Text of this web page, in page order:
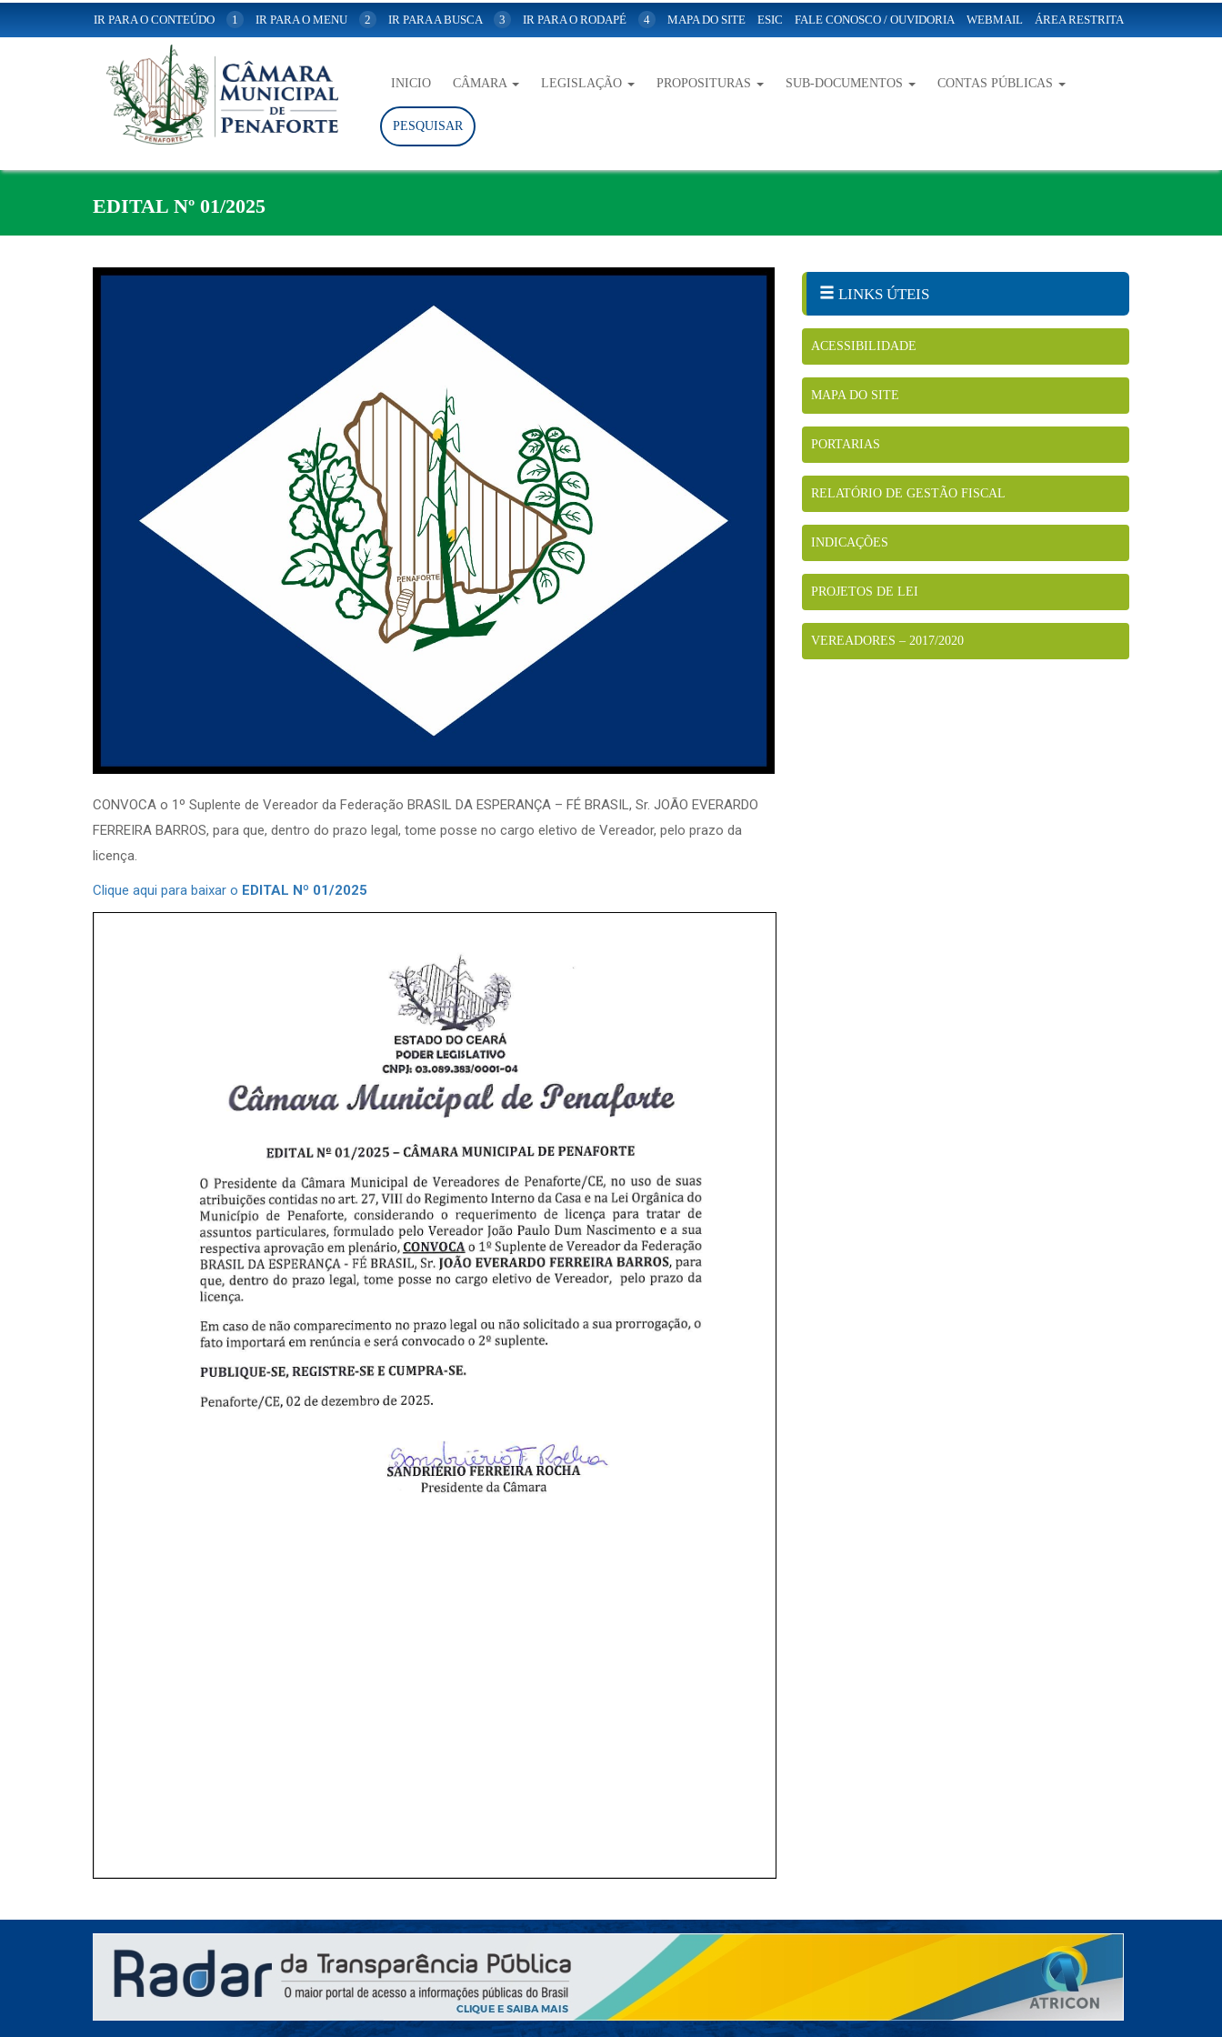
IR PARA O CONTEÚDO 1 IR PARA O MENU 2 IR PARA A BUSCA 3 IR PARA O RODAPÉ 4 MAPA DO SITE ESIC FALE CONOSCO / OUVIDORIA WEBMAIL ÁREA RESTRITA
INICIO CÂMARA LEGISLAÇÃO PROPOSITURAS SUB-DOCUMENTOS CONTAS PÚBLICAS
PESQUISAR
EDITAL Nº 01/2025
CONVOCA o 1º Suplente de Vereador da Federação BRASIL DA ESPERANÇA – FÉ BRASIL, Sr. JOÃO EVERARDO
FERREIRA BARROS, para que, dentro do prazo legal, tome posse no cargo eletivo de Vereador, pelo prazo da
licença.
Clique aqui para baixar o EDITAL Nº 01/2025
LINKS ÚTEIS
ACESSIBILIDADE
MAPA DO SITE
PORTARIAS
RELATÓRIO DE GESTÃO FISCAL
INDICAÇÕES
PROJETOS DE LEI
VEREADORES – 2017/2020